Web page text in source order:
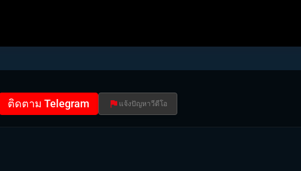
ติดตาม Telegram แจ้งปัญหาวีดีโอ